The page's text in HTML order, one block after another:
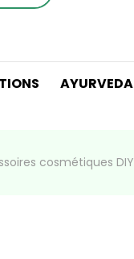
AYURVEDA
cosmétiques DIY